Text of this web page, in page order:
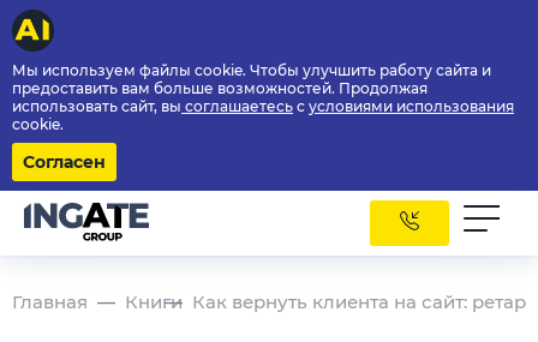
Мы используем файлы cookie. Чтобы улучшить работу сайта и
предоставить вам больше возможностей. Продолжая
использовать сайт, вы соглашаетесь с условиями использования
cookie.
Согласен
Главная Книги Как вернуть клиента на сайт: